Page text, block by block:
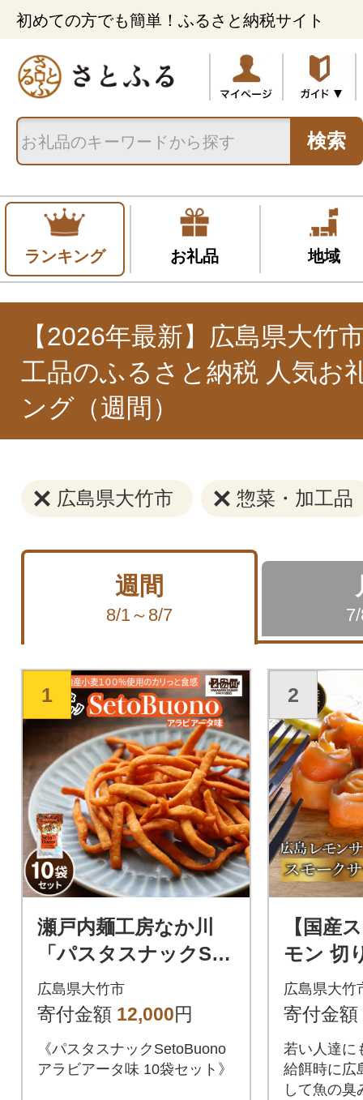
初めての方でも簡単！ふるさと納税サイト
検索
ランキング お礼品 地域
【2026年最新】広島県大竹
工品のふるさと納税 人気お
ング（週間）
広島県大竹市 惣菜・加工品
週間
8/1～8/7
1
瀬戸内麺工房なか川
「パスタスナックSet
oBuono アラビアー
タ味10袋セット」
広島県大竹市
寄付金額 12,000円
《パスタスナックSetoBuono
アラビアータ味 10袋セット》
2
【国産
モン 切
g
島レモ
広島県大竹
寄付金額
若い人達に
給餌時に広
して魚の臭